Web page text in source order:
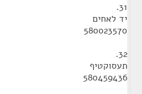
31.
יד לאחים
580023570
32.
תעסוקטיף
580459436